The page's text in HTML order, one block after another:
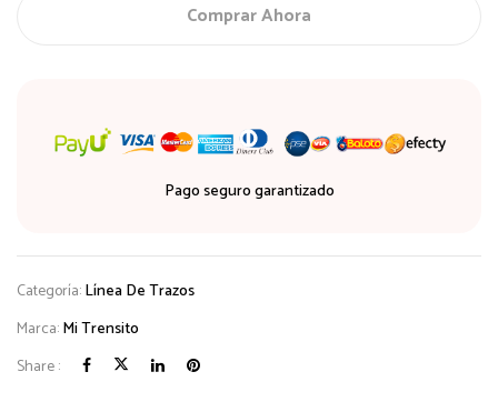
Comprar Ahora
Pago seguro garantizado
Categoría:Línea De Trazos
Marca:Mi Trensito
Share :